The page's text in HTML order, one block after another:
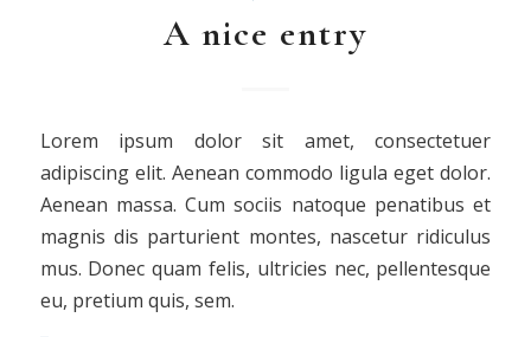
A nice entry
Lorem ipsum dolor sit amet, consectetuer
adipiscing elit. Aenean commodo ligula eget dolor.
Aenean massa. Cum sociis natoque penatibus et
magnis dis parturient montes, nascetur ridiculus
mus. Donec quam felis, ultricies nec, pellentesque
eu, pretium quis, sem.